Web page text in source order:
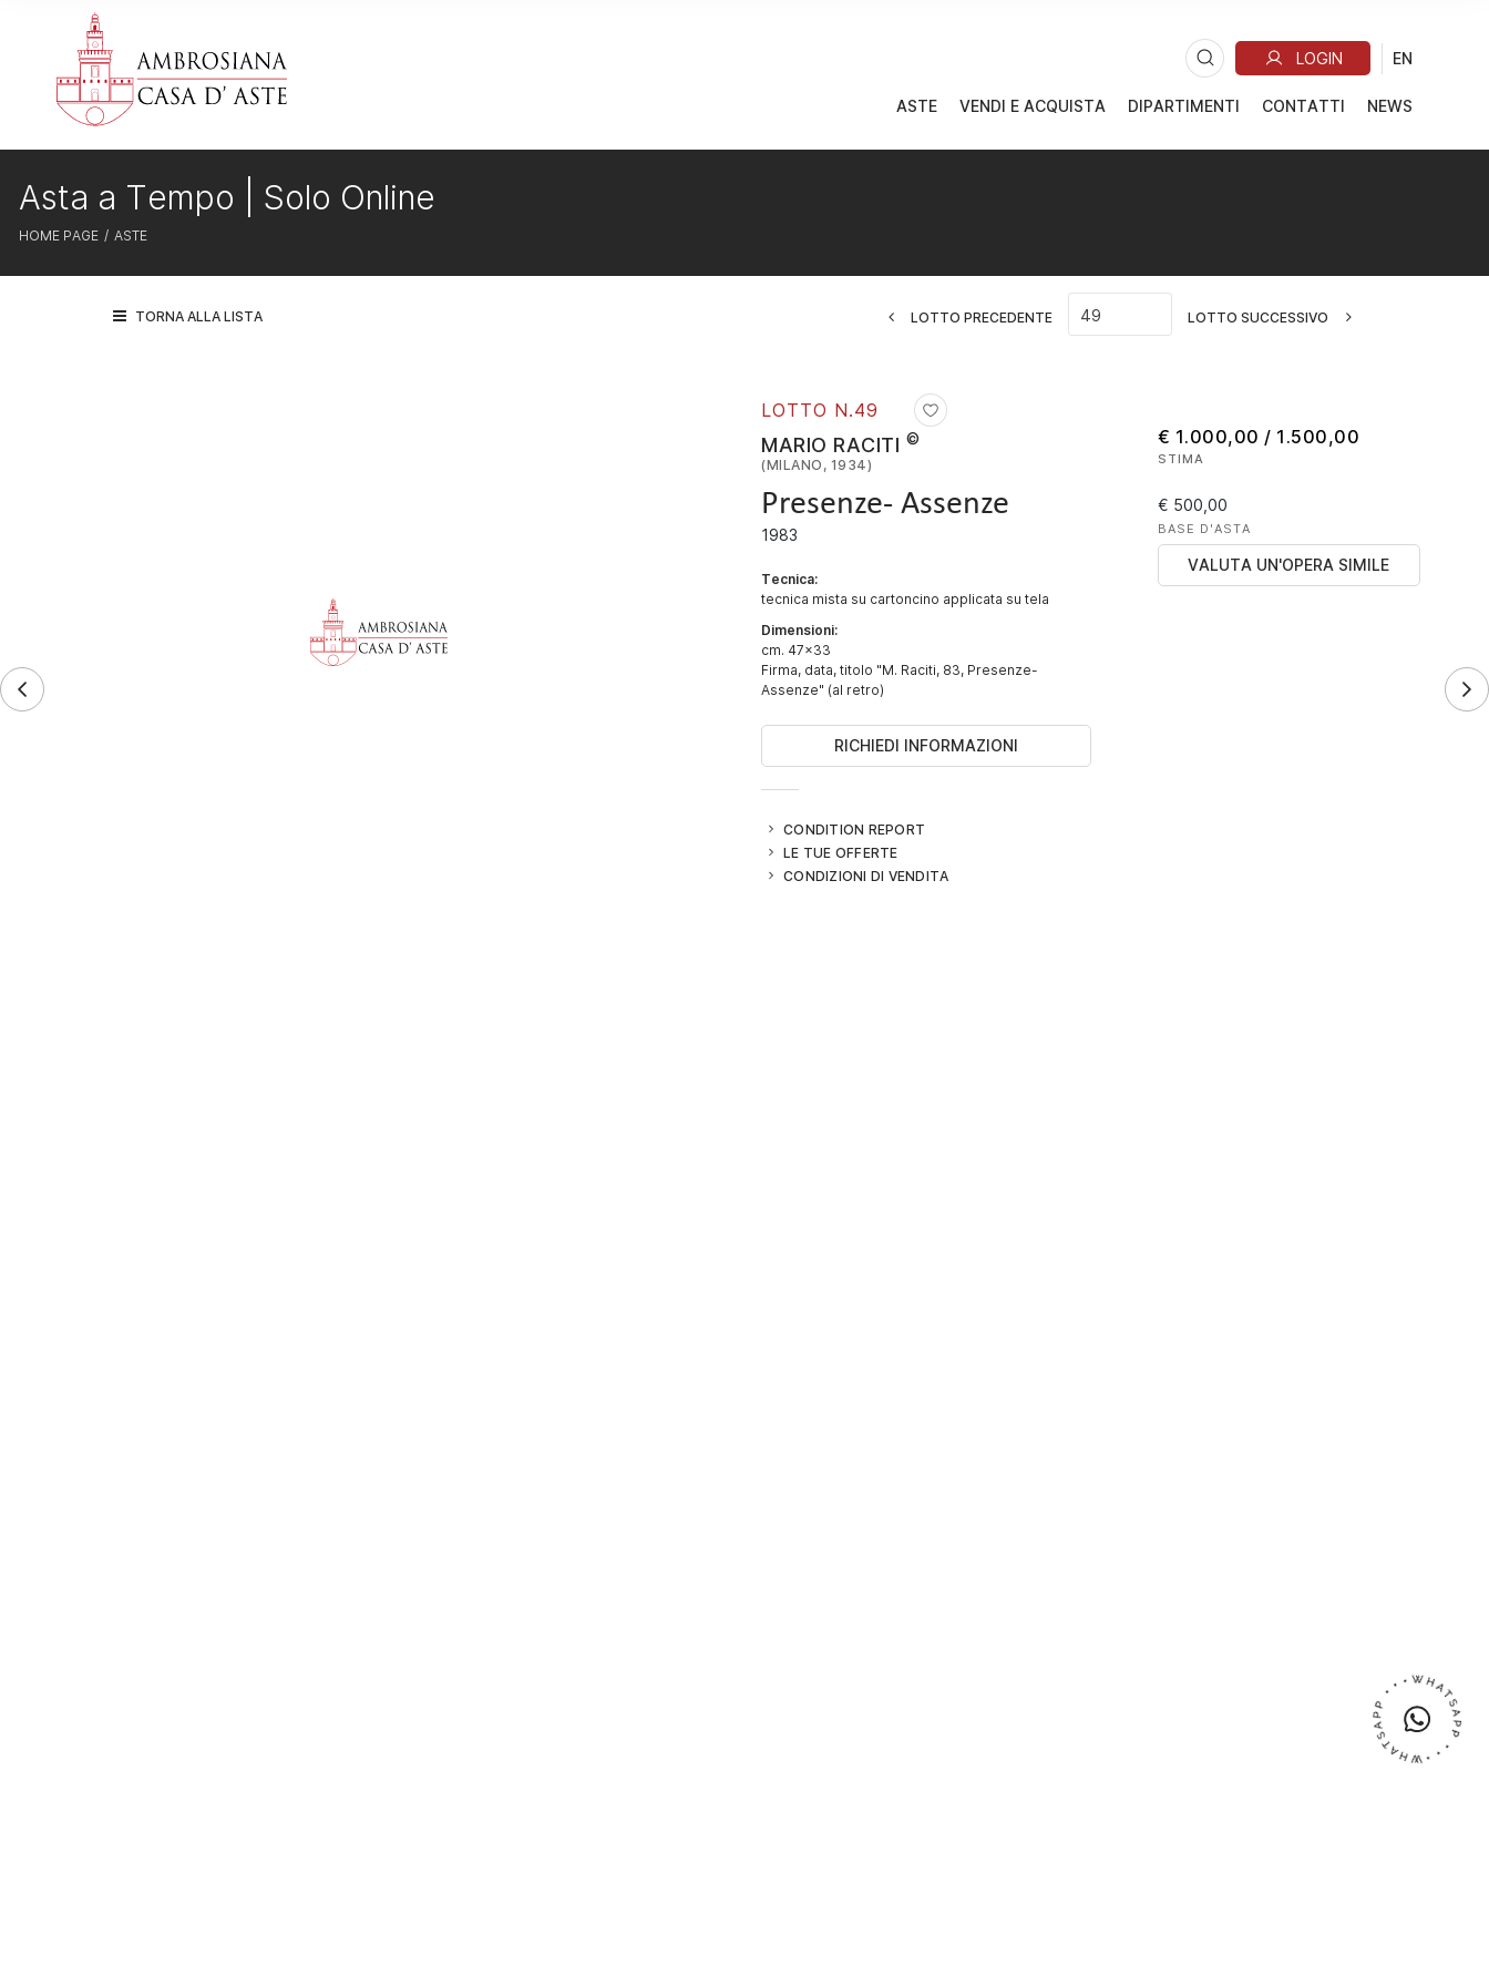
ASTE VENDI E ACQUISTA DIPARTIMENTI CONTATTI NEWS
HOME PAGE ASTE
Asta a Tempo | Solo Online
TORNA ALLA LISTA LOTTO PRECEDENTE LOTTO SUCCESSIVO
LOTTO N.49
MARIO RACITI ©
(MILANO, 1934)
Presenze- Assenze
1983
Tecnica:
tecnica mista su cartoncino applicata su tela
Dimensioni:
cm. 47x33
Firma, data, titolo "M. Raciti, 83, Presenze-
Assenze" (al retro)
RICHIEDI INFORMAZIONI
CONDITION REPORT
LE TUE OFFERTE
CONDIZIONI DI VENDITA
€ 1.000,00 / 1.500,00
STIMA
€ 500,00
BASE D'ASTA
VALUTA UN'OPERA SIMILE